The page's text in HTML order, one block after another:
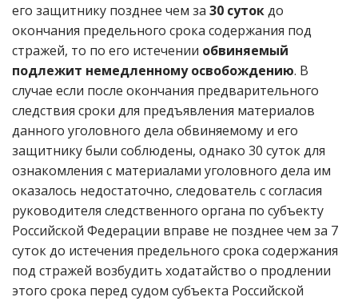
его защитнику позднее чем за 30 сутокдо
окончания предельного срока содержания под
стражей, то по его истечении обвиняемый
подлежит немедленному освобождению. В
случае если после окончания предварительного
следствия сроки для предъявления материалов
данного уголовного дела обвиняемому и его
защитнику были соблюдены, однако 30 суток для
ознакомления с материалами уголовного дела им
оказалось недостаточно, следователь с согласия
руководителя следственного органа по субъекту
Российской Федерации вправе не позднее чем за 7
суток до истечения предельного срока содержания
под стражей возбудить ходатайство о продлении
этого срока перед судом субъекта Российской